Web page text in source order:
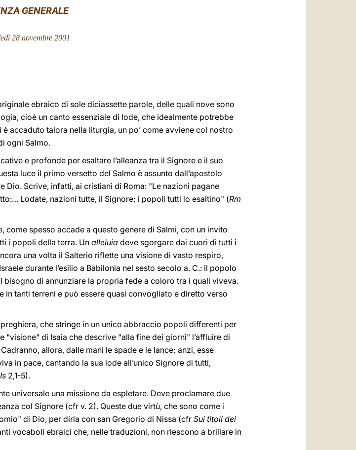
GENERALE
28 novembre 2001
ebraico di sole diciassette parole, delle quali nove sono
cioè un canto essenziale di lode, che idealmente potrebbe
accaduto talora nella liturgia, un po’ come avviene col nostro
ogni Salmo.
e profonde per esaltare l’alleanza tra il Signore e il suo
luce il primo versetto del Salmo è assunto dall’apostolo
Scrive, infatti, ai cristiani di Roma: "Le nazioni pagane
Lodate, nazioni tutte, il Signore; i popoli tutti lo esaltino" (Rm
come spesso accade a questo genere di Salmi, con un invito
i popoli della terra. Un alleluia deve sgorgare dai cuori di tutti i
una volta il Salterio riflette una visione di vasto respiro,
durante l’esilio a Babilonia nel sesto secolo a. C.: il popolo
di annunziare la propria fede a coloro tra i quali viveva.
in tanti terreni e può essere quasi convogliato e diretto verso
che stringe in un unico abbraccio popoli differenti per
"visione" di Isaia che descrive "alla fine dei giorni" l’affluire di
allora, dalle mani le spade e le lance; anzi, esse
in pace, cantando la sua lode all’unico Signore di tutti,
Is 2,1-5).
universale una missione da espletare. Deve proclamare due
col Signore (cfr v. 2). Queste due virtù, che sono come i
di Dio, per dirla con san Gregorio di Nissa (cfr Sui titoli dei
vocaboli ebraici che, nelle traduzioni, non riescono a brillare in